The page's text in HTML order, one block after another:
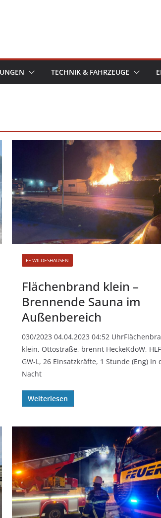
TECHNIK & FAHRZEUGE
FF WILDESHAUSEN
Flächenbrand klein –
Brennende Sauna im
Außenbereich
030/2023 04.04.2023 04:52
klein, Ottostraße, brennt HeckeKdoW,
GW-L, 26 Einsatzkräfte, 1 Stunde (Eng) In
Nacht
Weiterlesen